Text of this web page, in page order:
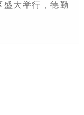
大举行，德勤